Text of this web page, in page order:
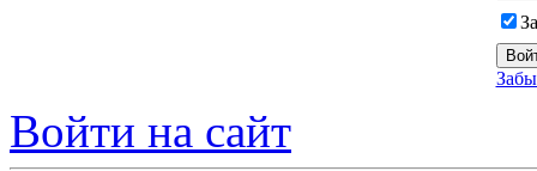
Войти на сайт